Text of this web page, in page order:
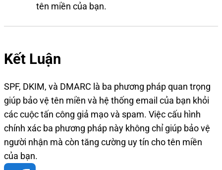
tên miền của bạn.
Kết Luận
SPF, DKIM, và DMARC là ba phương pháp quan trọng
giúp bảo vệ tên miền và hệ thống email của bạn khỏi
các cuộc tấn công giả mạo và spam. Việc cấu hình
chính xác ba phương pháp này không chỉ giúp bảo vệ
người nhận mà còn tăng cường uy tín cho tên miền
của bạn.